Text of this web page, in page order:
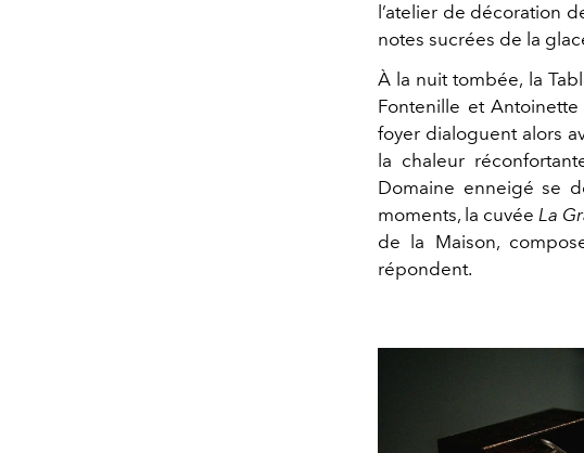
l’atelier de décoration
notes sucrées de la
À la nuit tombée, la
Fontenille et
foyer dialoguent alors
la chaleur
Domaine enneigé se
moments, la cuvée La
de la Maison,
répondent.